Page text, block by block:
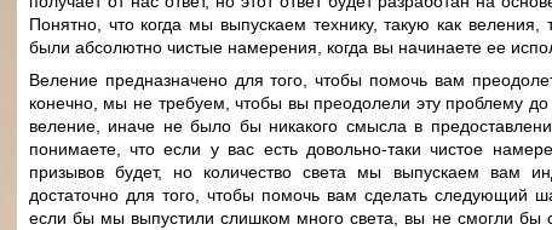
Понятно, что когда мы выпускаем технику, такую как
были абсолютно чистые намерения, когда вы начинаете ее
Веление предназначено для того, чтобы помочь вам
конечно, мы не требуем, чтобы вы преодолели эту проблему до
веление, иначе не было бы никакого смысла в
понимаете, что если у вас есть довольно-таки чистое
призывов будет, но количество света мы выпускаем вам
достаточно для того, чтобы помочь вам сделать следующий
если бы мы выпустили слишком много света, вы не смогли бы